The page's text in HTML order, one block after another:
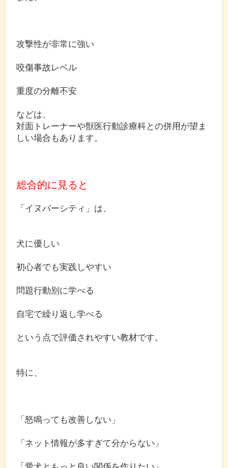
攻撃性が非常に強い
咬傷事故レベル
重度の分離不安
などは、
対面トレーナーや獣医行動診療科との併用が望ま
しい場合もあります。
総合的に見ると
「イヌバーシティ」は、
犬に優しい
初心者でも実践しやすい
問題行動別に学べる
自宅で繰り返し学べる
という点で評価されやすい教材です。
特に、
「怒鳴っても改善しない」
「ネット情報が多すぎて分からない」